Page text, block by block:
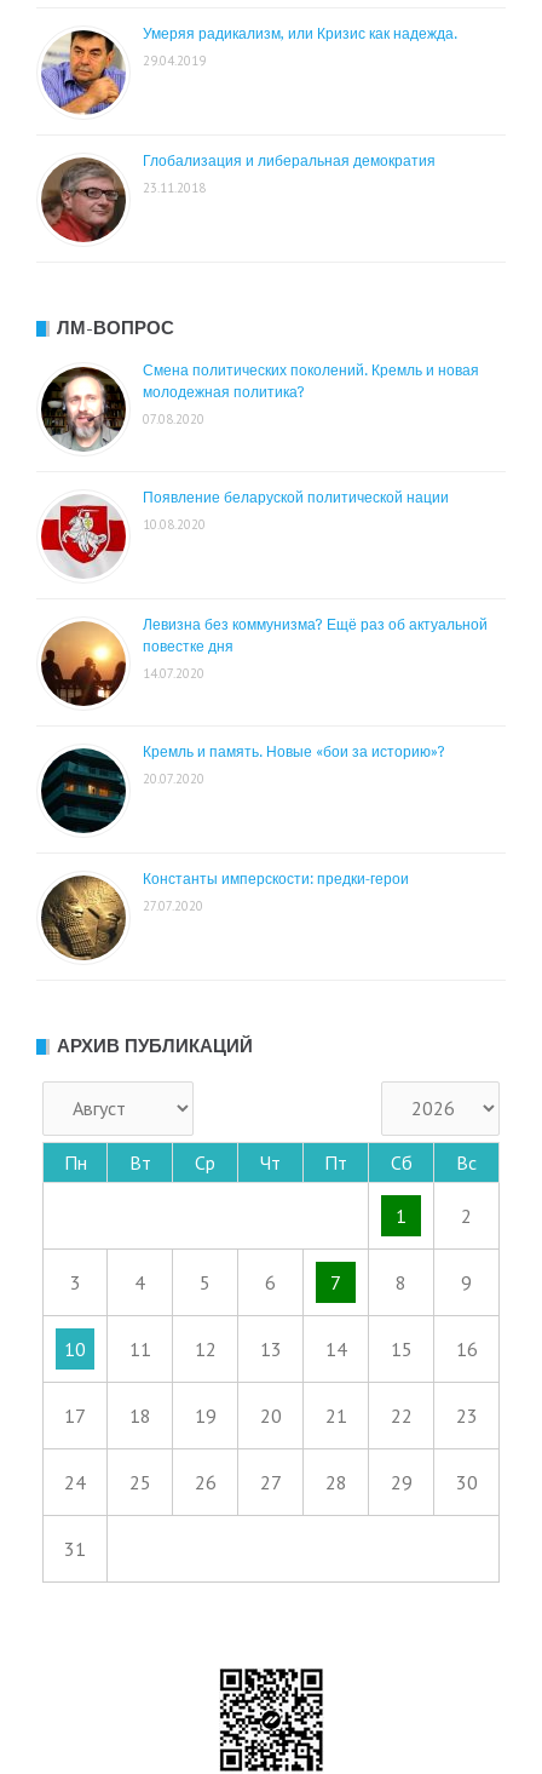
Умеряя радикализм, или Кризис как надежда.
29.04.2019
Глобализация и либеральная демократия
23.11.2018
ЛМ-ВОПРОС
Смена политических поколений. Кремль и новая
молодежная политика?
07.08.2020
Появление беларуской политической нации
10.08.2020
Левизна без коммунизма? Ещё раз об актуальной
повестке дня
14.07.2020
Кремль и память. Новые «бои за историю»?
20.07.2020
Константы имперскости: предки-герои
27.07.2020
АРХИВ ПУБЛИКАЦИЙ
Пн Вт Ср Чт Пт Сб Вс
1 2
3 4 5 6 7 8 9
10 11 12 13 14 15 16
17 18 19 20 21 22 23
24 25 26 27 28 29 30
31